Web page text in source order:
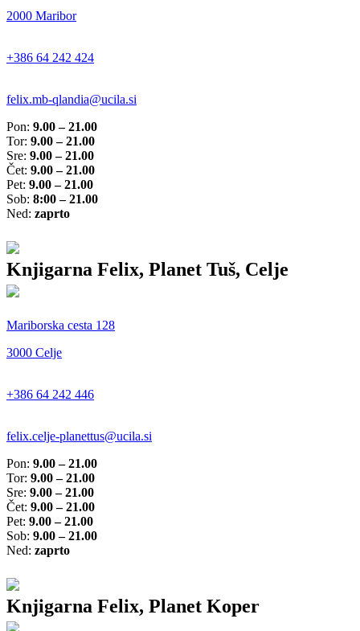
2000 Maribor
+386 64 242 424
felix.mb-qlandia@ucila.si
Pon: 9.00 – 21.00
Tor: 9.00 – 21.00
Sre: 9.00 – 21.00
Čet: 9.00 – 21.00
Pet: 9.00 – 21.00
Sob: 8:00 – 21.00
Ned: zaprto
Knjigarna Felix, Planet Tuš, Celje
Mariborska cesta 128
3000 Celje
+386 64 242 446
felix.celje-planettus@ucila.si
Pon: 9.00 – 21.00
Tor: 9.00 – 21.00
Sre: 9.00 – 21.00
Čet: 9.00 – 21.00
Pet: 9.00 – 21.00
Sob: 9.00 – 21.00
Ned: zaprto
Knjigarna Felix, Planet Koper